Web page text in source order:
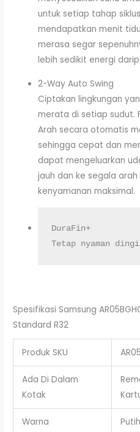
untuk setiap tahap
mendapatkan menit
merasa segar
lebih sedikit energi
2-Way Auto Swing
Ciptakan lingkungan
merata di setiap sudut.
Arah secara otomatis
sehingga cepat dan
dapat mengeluarkan
jauh dan ke segala
kenyamanan maksimal.
DuraFin+
Tetap nyaman
Spesifikasi Samsung
Standard R32
Produk SKU
Ada Di Dalam
Kotak
Warna Putih